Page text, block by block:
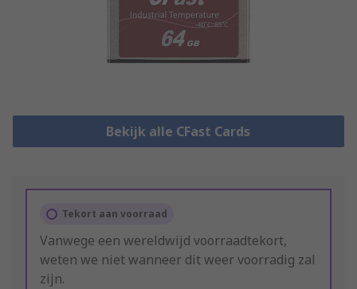
Bekijk alle CFast Cards
Tekort aan voorraad
Vanwege een wereldwijd voorraadtekort,
weten we niet wanneer dit weer voorradig zal
zijn.